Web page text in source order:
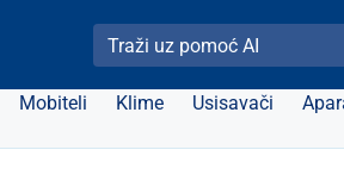
Pretraži Elipso
Mobiteli Klime Usisavači